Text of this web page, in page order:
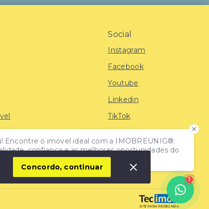
Encontre o imóvel ideal com a IMOBREUNIG®:
confiança e as melhores oportunidades do
1
Social
Instagram
Facebook
Youtube
Linkedin
TikTok
SITE PARA IMOBILIARIA
Concordo, continuar